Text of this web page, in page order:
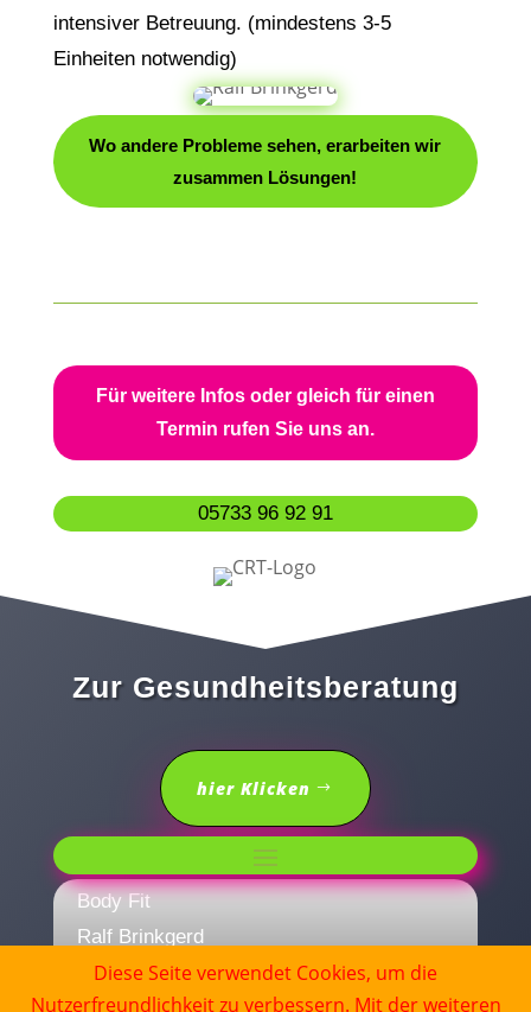
intensiver Betreuung. (mindestens 3-5
Einheiten notwendig)
Wo andere Probleme sehen, erarbeiten wir
zusammen Lösungen!
Für weitere Infos oder gleich für einen
Termin rufen Sie uns an.
05733 96 92 91
Zur Gesundheitsberatung
hier Klicken
Body Fit
Ralf Brinkgerd
Diese Seite verwendet Cookies, um die
Nutzerfreundlichkeit zu verbessern. Mit der weiteren